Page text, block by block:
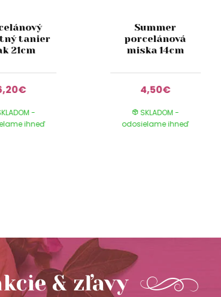
tanier
21cm
-
ihneď
Summer
porcelánová
miska 14cm
4,50€
SKLADOM -
odosielame ihneď
& zľavy